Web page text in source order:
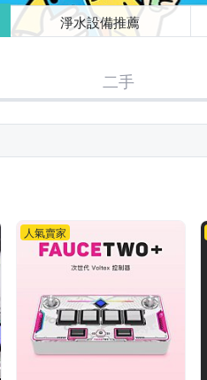
淨水設備推薦
二手
人氣賣家